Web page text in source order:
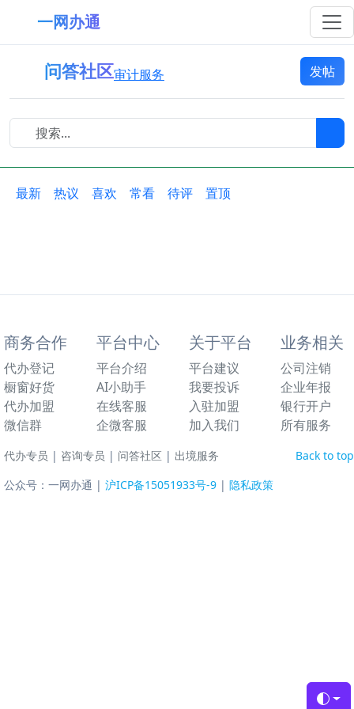
一网办通
问答社区审计服务 发帖
最新 热议 喜欢 常看 待评 置顶
商务合作
代办登记
橱窗好货
代办加盟
微信群
平台中心
平台介绍
AI小助手
在线客服
企微客服
关于平台
平台建议
我要投诉
入驻加盟
加入我们
业务相关
公司注销
企业年报
银行开户
所有服务
Back to top
代办专员 | 咨询专员 | 问答社区 | 出境服务
公众号：一网办通 | 沪ICP备15051933号-9 | 隐私政策